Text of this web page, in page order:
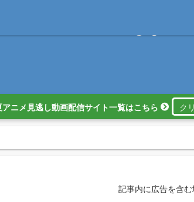
アニメ見逃し動画配信サイト一覧はこちら
記事内に広告を含